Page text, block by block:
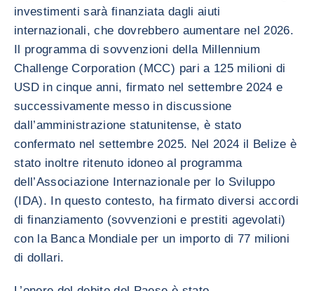
investimenti sarà finanziata dagli aiuti
internazionali, che dovrebbero aumentare nel 2026.
Il programma di sovvenzioni della Millennium
Challenge Corporation (MCC) pari a 125 milioni di
USD in cinque anni, firmato nel settembre 2024 e
successivamente messo in discussione
dall’amministrazione statunitense, è stato
confermato nel settembre 2025. Nel 2024 il Belize è
stato inoltre ritenuto idoneo al programma
dell’Associazione Internazionale per lo Sviluppo
(IDA). In questo contesto, ha firmato diversi accordi
di finanziamento (sovvenzioni e prestiti agevolati)
con la Banca Mondiale per un importo di 77 milioni
di dollari.